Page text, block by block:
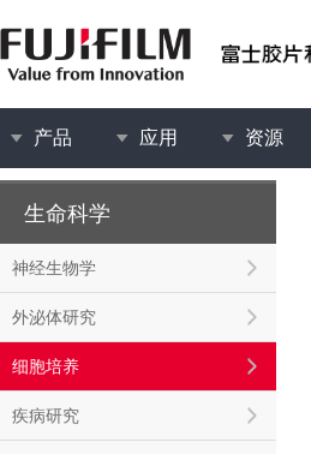
产品 应用 资源
生命科学
神经生物学
外泌体研究
细胞培养
疾病研究